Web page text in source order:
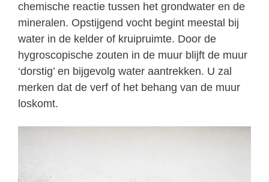
chemische reactie tussen het grondwater en de
mineralen. Opstijgend vocht begint meestal bij
water in de kelder of kruipruimte. Door de
hygroscopische zouten in de muur blijft de muur
‘dorstig’ en bijgevolg water aantrekken. U zal
merken dat de verf of het behang van de muur
loskomt.